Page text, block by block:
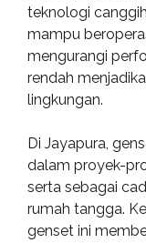
teknologi
mampu
mengurangi
rendah
lingkungan.
Di Jayapura,
dalam proyek-
serta sebagai
rumah tangga.
genset ini